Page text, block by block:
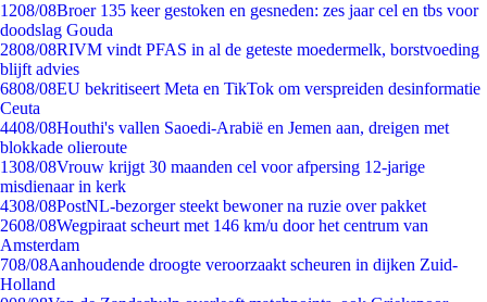
1208/08Broer 135 keer gestoken en gesneden: zes jaar cel en tbs voor
doodslag Gouda
2808/08RIVM vindt PFAS in al de geteste moedermelk, borstvoeding
blijft advies
6808/08EU bekritiseert Meta en TikTok om verspreiden desinformatie
Ceuta
4408/08Houthi's vallen Saoedi-Arabië en Jemen aan, dreigen met
blokkade olieroute
1308/08Vrouw krijgt 30 maanden cel voor afpersing 12-jarige
misdienaar in kerk
4308/08PostNL-bezorger steekt bewoner na ruzie over pakket
2608/08Wegpiraat scheurt met 146 km/u door het centrum van
Amsterdam
708/08Aanhoudende droogte veroorzaakt scheuren in dijken Zuid-
Holland